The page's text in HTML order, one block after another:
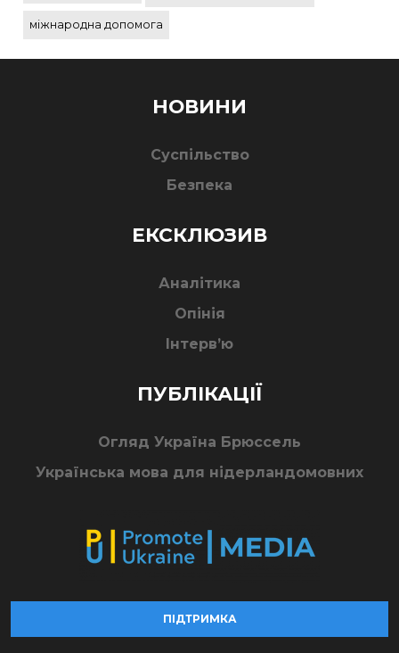
міжнародна допомога
НОВИНИ
Суспільство
Безпека
ЕКСКЛЮЗИВ
Аналітика
Опінія
Інтерв’ю
ПУБЛІКАЦІЇ
Огляд Україна Брюссель
Українська мова для нідерландомовних
ПІДТРИМКА